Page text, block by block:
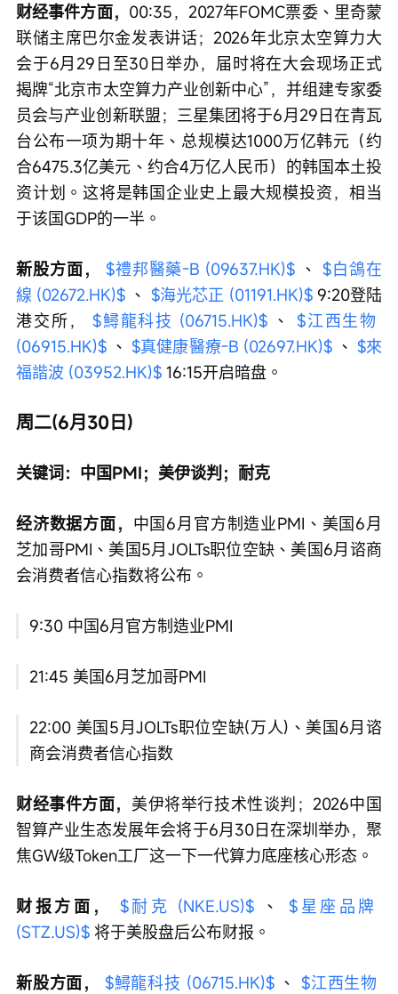
财经事件方面， 00:35，2027年FOMC票委、里奇蒙
联储主席巴尔金发表讲话；2026年北京太空算力大
会于6月29日至30日举办，届时将在大会现场正式
揭牌“北京市太空算力产业创新中心”，并组建专家委
员会与产业创新联盟；三星集团将于6月29日在青瓦
台公布一项为期十年、总规模达1000万亿韩元（约
合6475.3亿美元、约合4万亿人民币）的韩国本土投
资计划。这将是韩国企业史上最大规模投资，相当
于该国GDP的一半。
新股方面， $禮邦醫藥-B (09637.HK)$ 、 $白鴿在
線 (02672.HK)$ 、 $海光芯正 (01191.HK)$ 9:20登陆
港交所， $鱘龍科技 (06715.HK)$ 、 $江西生物
(06915.HK)$ 、 $真健康醫療-B (02697.HK)$ 、 $來
福諧波 (03952.HK)$ 16:15开启暗盘。
周二(6月30日)
关键词：中国PMI；美伊谈判；耐克
经济数据方面， 中国6月官方制造业PMI、美国6月
芝加哥PMI、美国5月JOLTs职位空缺、美国6月谘商
会消费者信心指数将公布。
9:30 中国6月官方制造业PMI
21:45 美国6月芝加哥PMI
22:00 美国5月JOLTs职位空缺(万人)、美国6月谘
商会消费者信心指数
财经事件方面， 美伊将举行技术性谈判；2026中国
智算产业生态发展年会将于6月30日在深圳举办，聚
焦GW级Token工厂这一下一代算力底座核心形态。
财报方面， $耐克 (NKE.US)$ 、 $星座品牌
(STZ.US)$ 将于美股盘后公布财报。
新股方面， $鱘龍科技 (06715.HK)$ 、 $江西生物